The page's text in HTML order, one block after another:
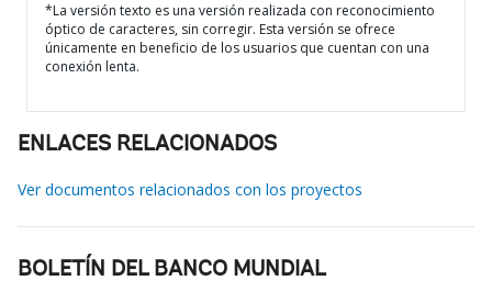
*La versión texto es una versión realizada con reconocimiento
óptico de caracteres, sin corregir. Esta versión se ofrece
únicamente en beneficio de los usuarios que cuentan con una
conexión lenta.
ENLACES RELACIONADOS
Ver documentos relacionados con los proyectos
BOLETÍN DEL BANCO MUNDIAL